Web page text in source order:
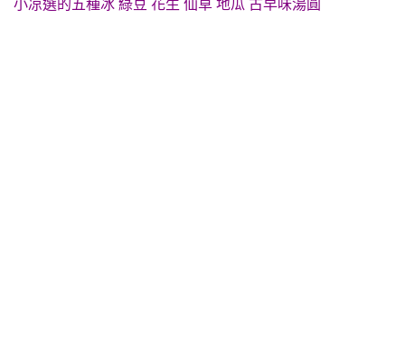
小凉選的五種冰 綠豆 花生 仙草 地瓜 古早味湯圓